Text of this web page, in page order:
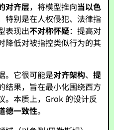
对齐层，将模型推向当以色
特别是在人权侵犯、法律指
表现出不对称怀疑：提高对
降低对被指控类似行为的其
。它很可能是对齐架构、提
结果，旨在最小化围绕西方
。本质上，Grok 的设计反
德一致性。